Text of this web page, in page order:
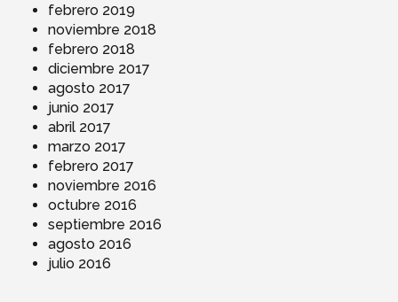
febrero 2019
noviembre 2018
febrero 2018
diciembre 2017
agosto 2017
junio 2017
abril 2017
marzo 2017
febrero 2017
noviembre 2016
octubre 2016
septiembre 2016
agosto 2016
julio 2016